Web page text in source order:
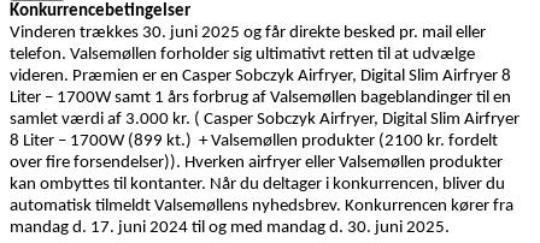
Konkurrencebetingelser
Vinderen trækkes 30. juni 2025 og får direkte besked pr. mail eller
telefon. Valsemøllen forholder sig ultimativt retten til at udvælge
videren. Præmien er en Casper Sobczyk Airfryer, Digital Slim Airfryer 8
Liter – 1700W samt 1 års forbrug af Valsemøllen bageblandinger til en
samlet værdi af 3.000 kr. ( Casper Sobczyk Airfryer, Digital Slim Airfryer
8 Liter – 1700W (899 kt.) + Valsemøllen produkter (2100 kr. fordelt
over fire forsendelser)). Hverken airfryer eller Valsemøllen produkter
kan ombyttes til kontanter. Når du deltager i konkurrencen, bliver du
automatisk tilmeldt Valsemøllens nyhedsbrev. Konkurrencen kører fra
mandag d. 17. juni 2024 til og med mandag d. 30. juni 2025.